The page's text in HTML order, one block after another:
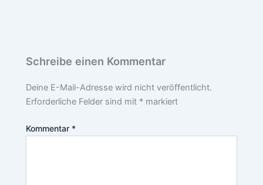
Schreibe einen Kommentar
Deine E-Mail-Adresse wird nicht veröffentlicht.
Erforderliche Felder sind mit * markiert
Kommentar *